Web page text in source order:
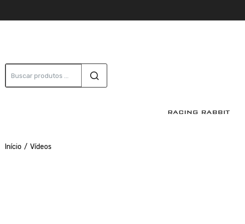
RACING RABBIT
Início Vídeos